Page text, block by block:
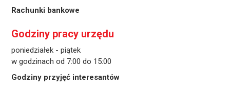
Rachunki bankowe
Godziny pracy urzędu
poniedziałek - piątek
w godzinach od 7:00 do 15:00
Godziny przyjęć interesantów